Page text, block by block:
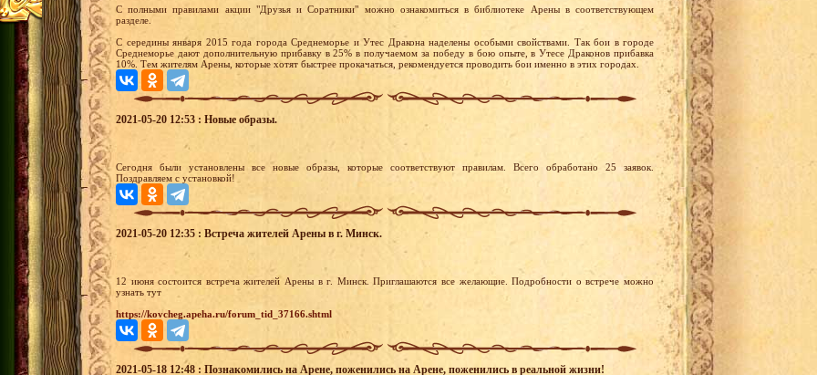
С полными правилами акции "Друзья и Соратники" можно ознакомиться в библиотеке Арены в соответствующем
разделе.
С середины января 2015 года города Среднеморье и Утес Дракона наделены особыми свойствами. Так бои в городе
Среднеморье дают дополнительную прибавку в 25% в получаемом за победу в бою опыте, в Утесе Драконов прибавка
10%. Тем жителям Арены, которые хотят быстрее прокачаться, рекомендуется проводить бои именно в этих городах.
2021-05-20 12:53 : Новые образы.
Сегодня были установлены все новые образы, которые соответствуют правилам. Всего обработано 25 заявок.
Поздравляем с установкой!
2021-05-20 12:35 : Встреча жителей Арены в г. Минск.
12 июня состоится встреча жителей Арены в г. Минск. Приглашаются все желающие. Подробности о встрече можно
узнать тут
https://kovcheg.apeha.ru/forum_tid_37166.shtml
2021-05-18 12:48 : Познакомились на Арене, поженились на Арене, поженились в реальной жизни!